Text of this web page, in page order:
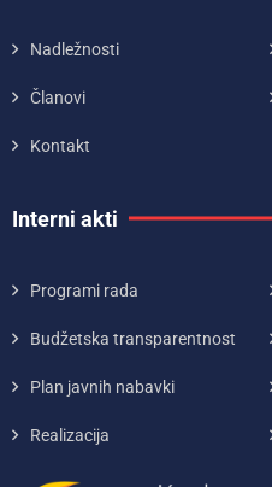
Nadležnosti
Članovi
Kontakt
Interni akti
Programi rada
Budžetska transparentnost
Plan javnih nabavki
Realizacija